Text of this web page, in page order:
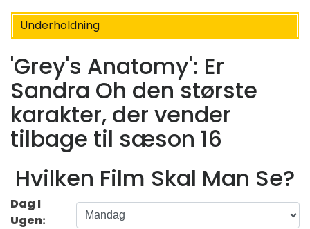
Underholdning
'Grey's Anatomy': Er
Sandra Oh den største
karakter, der vender
tilbage til sæson 16
Hvilken Film Skal Man Se?
Dag I
Ugen: